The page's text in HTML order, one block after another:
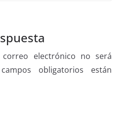
electrónico no será
obligatorios están